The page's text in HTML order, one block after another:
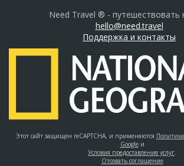
Need Travel ® - путешествовать
hello@need.travel
Поддержка и контакты
Этот сайт защищен reCAPTCHA, и применяются
Googleи
Условия предоставления услуг.
Отозвать соглашение